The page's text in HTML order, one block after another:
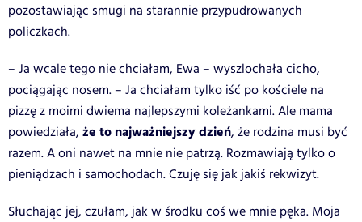
pozostawiając smugi na starannie przypudrowanych
policzkach.
– Ja wcale tego nie chciałam, Ewa – wyszlochała cicho,
pociągając nosem. – Ja chciałam tylko iść po kościele na
pizzę z moimi dwiema najlepszymi koleżankami. Ale mama
powiedziała, że to najważniejszy dzień, że rodzina musi być
razem. A oni nawet na mnie nie patrzą. Rozmawiają tylko o
pieniądzach i samochodach. Czuję się jak jakiś rekwizyt.
Słuchając jej, czułam, jak w środku coś we mnie pęka. Moja